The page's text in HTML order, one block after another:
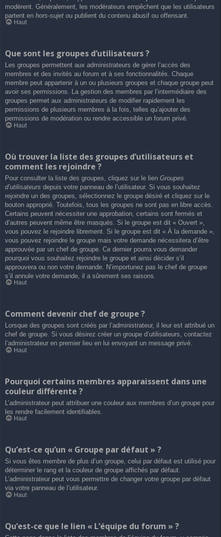
modèrent. Généralement, les modérateurs empêchent que les utilisateurs
partent en hors-sujet ou publient du contenu abusif ou offensant.
Haut
Que sont les groupes d’utilisateurs ?
Les groupes permettent aux administrateurs de gérer l’accès des
membres et des invités au forum et à ses fonctionnalités. Chaque
membre peut appartenir à un ou plusieurs groupes et chaque groupe peut
avoir ses permissions. La gestion des membres par l’intermédiaire des
groupes permet aux administrateurs de modifier rapidement les
permissions de plusieurs membres à la fois, telles qu’ajouter des
permissions de modération ou rendre accessible un forum privé.
Haut
Où trouver la liste des groupes d’utilisateurs et
comment les rejoindre ?
Pour consulter la liste des groupes, cliquez sur le lien Groupes
d’utilisateurs depuis votre panneau de l’utilisateur. Si vous souhaitez
rejoindre un des groupes, sélectionnez le groupe désiré et cliquez sur le
bouton approprié. Toutefois, tous les groupes ne sont pas en libre accès.
Certains peuvent nécessiter une approbation, certains sont fermés et
d’autres peuvent même être masqués. Si le groupe est dit « Ouvert »,
vous pouvez le rejoindre librement. Si le groupe est dit « À la demande »,
vous pouvez rejoindre le groupe mais votre demande nécessitera d’être
approuvée par un chef de groupe. Ce dernier pourra vous demander
pourquoi vous souhaitez rejoindre le groupe et ainsi décider s’il
approuvera ou non votre demande. N’importunez pas le chef de groupe
s’il annule votre demande, il a sûrement ses raisons.
Haut
Comment devenir chef de groupe ?
Lorsque des groupes sont créés par l’administrateur, il leur est attribué un
chef de groupe. Si vous désirez créer un groupe d’utilisateurs, contactez
l’administrateur en premier lieu en lui envoyant un message privé.
Haut
Pourquoi certains membres apparaissent dans une
couleur différente ?
L’administrateur peut attribuer une couleur aux membres d’un groupe pour
les rendre facilement identifiables.
Haut
Qu’est-ce qu’un « Groupe par défaut » ?
Si vous êtes membre de plus d’un groupe, celui par défaut est utilisé pour
déterminer le rang et la couleur de groupe affichés par défaut.
L’administrateur peut vous permettre de changer votre groupe par défaut
via votre panneau de l’utilisateur.
Haut
Qu’est-ce que le lien « L’équipe du forum » ?